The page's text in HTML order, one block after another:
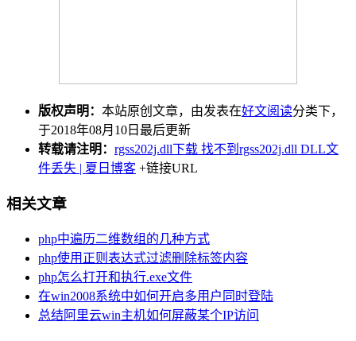
版权声明： 本站原创文章，由发表在好文阅读分类下，
于2018年08月10日最后更新
转载请注明： rgss202j.dll下载 找不到rgss202j.dll DLL文
件丢失 | 夏日博客 +链接URL
相关文章
php中遍历二维数组的几种方式
php使用正则表达式过滤删除标签内容
php怎么打开和执行.exe文件
在win2008系统中如何开启多用户同时登陆
总结阿里云win主机如何屏蔽某个IP访问